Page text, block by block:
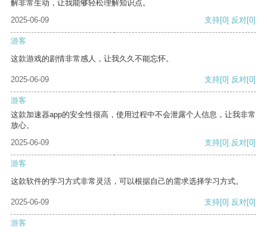
解非常生动，让我能够轻松理解知识点。
2025-06-09
支持[0] 反对[0]
游客
这款游戏的剧情非常感人，让我久久不能忘怀。
2025-06-09 支持[0] 反对[0]
游客
这款加速器app的安全性很高，使用过程中不会泄露个人信息，让我非常
放心。
2025-06-09
支持[0] 反对[0]
游客
这款软件的学习方式非常灵活，可以根据自己的需求选择学习方式。
2025-06-09 支持[0] 反对[0]
游客